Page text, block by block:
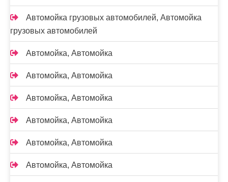
Автомойка грузовых автомобилей, Автомойка
грузовых автомобилей
Автомойка, Автомойка
Автомойка, Автомойка
Автомойка, Автомойка
Автомойка, Автомойка
Автомойка, Автомойка
Автомойка, Автомойка